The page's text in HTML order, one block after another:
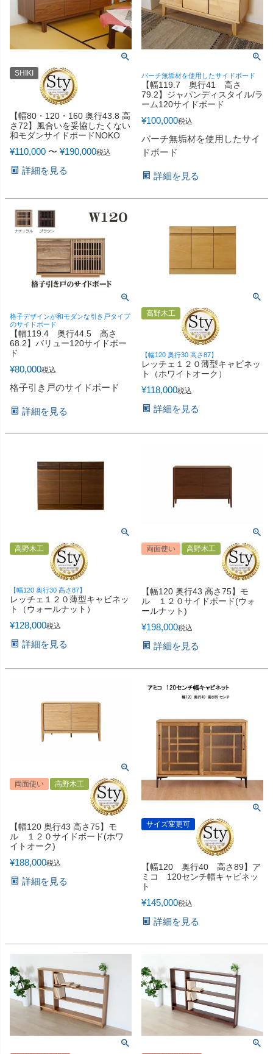
SHIKI
【幅80・120・160 奥行43.8 高
さ72】風合いを妥協したくない
和モダンサイドボードNOKO
¥110,000 〜 ¥190,000税込
詳細を見る
バーチ無垢材を使用したサイドボード
【幅119.7 奥行41 高さ
79.2】ジャパンディスタイル/ラ
ーム120サイドボード
¥100,000税込
バーチ無垢材を使用したサイ
ドボード
詳細を見る
格子デザインが和モダンな引き戸タイプ
のサイドボード
【幅119.4 奥行44.5 高さ
68.2】バリュー120サイドボー
ド
¥80,000税込
格子引き戸のサイドボード
詳細を見る
高野木工
【幅120 奥行30 高さ87】
レッチェ１２０薄型キャビネッ
ト（ホワイトオーク）
¥118,000税込
詳細を見る
高野木工
【幅120 奥行30 高さ87】
レッチェ１２０薄型キャビネッ
ト（ウォールナット）
¥128,000税込
詳細を見る
両面使い 高野木工
【幅120 奥行43 高さ75】モ
ル １２０サイドボード(ウォ
ールナット)
¥198,000税込
詳細を見る
両面使い 高野木工
【幅120 奥行43 高さ75】モ
ル １２０サイドボード(ホワ
イトオーク)
¥188,000税込
詳細を見る
サイズ変更可
【幅120 奥行40 高さ89】ア
ミコ 120センチ幅キャビネッ
ト
¥145,000税込
詳細を見る